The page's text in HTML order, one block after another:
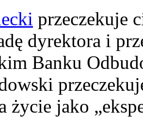
przeczekuje
dyrektora i
Banku
życie jako